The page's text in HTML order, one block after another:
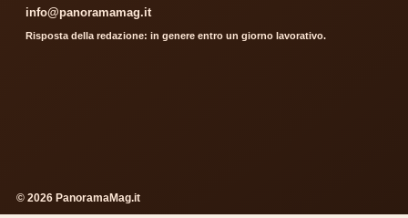
info@panoramamag.it
Risposta della redazione: in genere entro un giorno lavorativo.
© 2026 PanoramaMag.it